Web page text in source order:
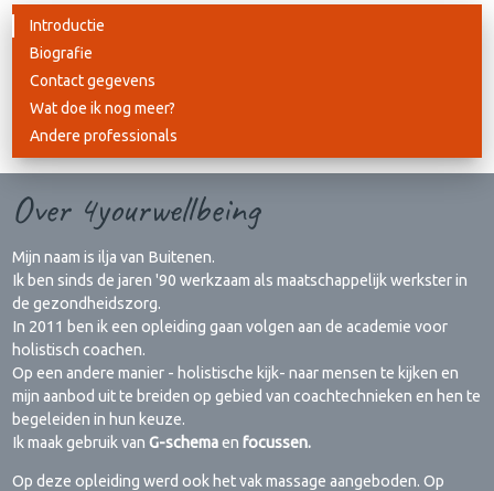
Introductie
Biografie
Contact gegevens
Wat doe ik nog meer?
Andere professionals
Over 4yourwellbeing
Mijn naam is ilja van Buitenen.
Ik ben sinds de jaren '90 werkzaam als maatschappelijk werkster in
de gezondheidszorg.
In 2011 ben ik een opleiding gaan volgen aan de academie voor
holistisch coachen.
Op een andere manier - holistische kijk- naar mensen te kijken en
mijn aanbod uit te breiden op gebied van coachtechnieken en hen te
begeleiden in hun keuze.
Ik maak gebruik vanG-schemaenfocussen.
Op deze opleiding werd ook het vak massage aangeboden. Op